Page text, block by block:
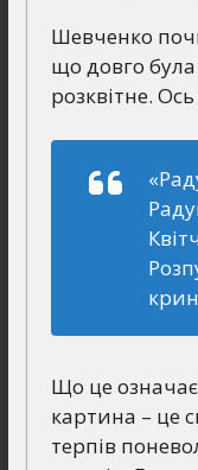
Шевченко
що довго
розквітне.
Що це
картина – це
терпів